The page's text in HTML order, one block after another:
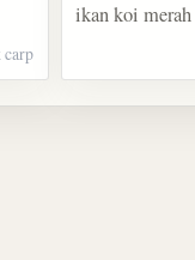
carp
ikan koi merah